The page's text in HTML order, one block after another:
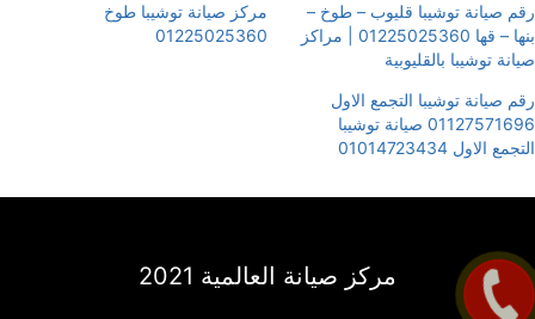
رقم صيانة توشيبا قليوب – طوخ –
بنها – قها 01225025360 | مراكز
صيانة توشيبا بالقليوبية
مركز صيانة توشيبا طوخ
01225025360
رقم صيانة توشيبا التجمع الاول
01127571696 صيانة توشيبا
التجمع الاول 01014723434
مركز صيانة العالمية 2021